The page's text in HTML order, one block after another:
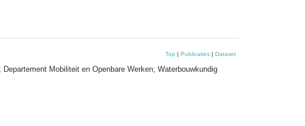
Top | Publicaties | Dataset
Mobiliteit en Openbare Werken; Waterbouwkundig